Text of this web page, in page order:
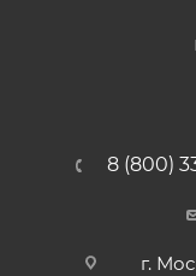
8 (800)
г.